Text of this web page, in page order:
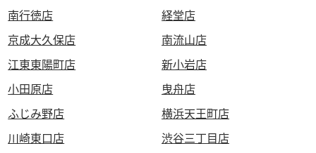
南行徳店
経堂店
京成大久保店
南流山店
江東東陽町店
新小岩店
小田原店
曳舟店
ふじみ野店
横浜天王町店
川崎東口店
渋谷三丁目店